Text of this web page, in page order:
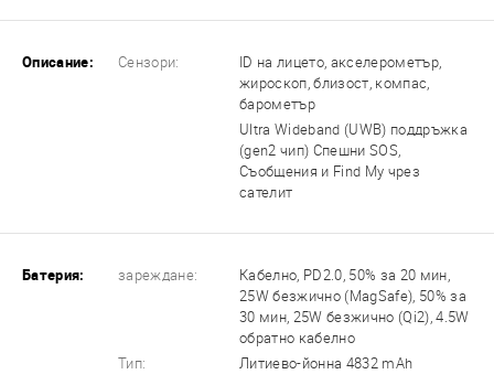
Описание: Сензори:
ID на лицето, акселерометър,
жироскоп, близост, компас,
барометър
Ultra Wideband (UWB) поддръжка
(gen2 чип) Спешни SOS,
Съобщения и Find My чрез
сателит
Батерия: зареждане:
Кабелно, PD2.0, 50% за 20 мин,
25W безжично (MagSafe), 50% за
30 мин, 25W безжично (Qi2), 4.5W
обратно кабелно
Тип:
Литиево-йонна 4832 mAh